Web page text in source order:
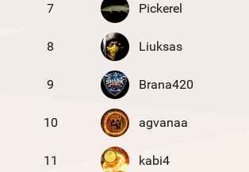
7 Pickerel
8 Liuksas
9 Brana420
10 agvanaa
11 kabi4